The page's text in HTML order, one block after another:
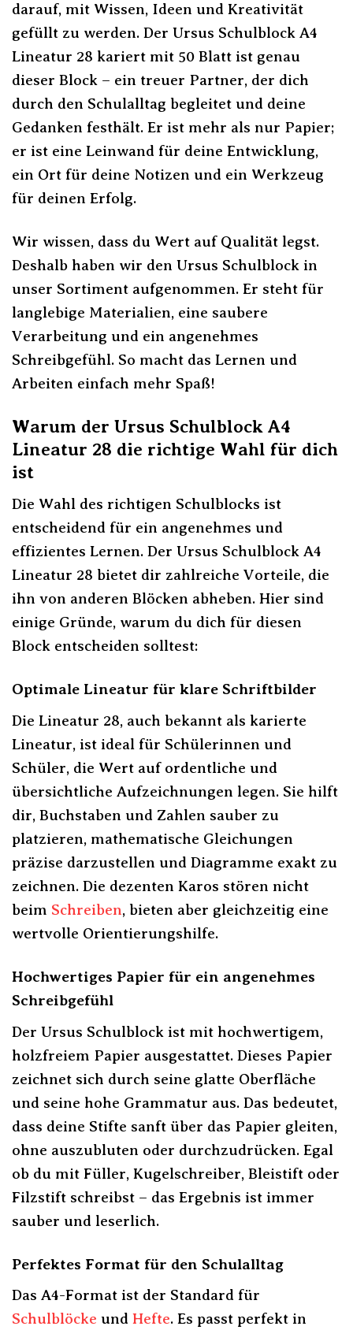
darauf, mit Wissen, Ideen und Kreativität
gefüllt zu werden. Der Ursus Schulblock A4
Lineatur 28 kariert mit 50 Blatt ist genau
dieser Block – ein treuer Partner, der dich
durch den Schulalltag begleitet und deine
Gedanken festhält. Er ist mehr als nur Papier;
er ist eine Leinwand für deine Entwicklung,
ein Ort für deine Notizen und ein Werkzeug
für deinen Erfolg.
Wir wissen, dass du Wert auf Qualität legst.
Deshalb haben wir den Ursus Schulblock in
unser Sortiment aufgenommen. Er steht für
langlebige Materialien, eine saubere
Verarbeitung und ein angenehmes
Schreibgefühl. So macht das Lernen und
Arbeiten einfach mehr Spaß!
Warum der Ursus Schulblock A4
Lineatur 28 die richtige Wahl für dich
ist
Die Wahl des richtigen Schulblocks ist
entscheidend für ein angenehmes und
effizientes Lernen. Der Ursus Schulblock A4
Lineatur 28 bietet dir zahlreiche Vorteile, die
ihn von anderen Blöcken abheben. Hier sind
einige Gründe, warum du dich für diesen
Block entscheiden solltest:
Optimale Lineatur für klare Schriftbilder
Die Lineatur 28, auch bekannt als karierte
Lineatur, ist ideal für Schülerinnen und
Schüler, die Wert auf ordentliche und
übersichtliche Aufzeichnungen legen. Sie hilft
dir, Buchstaben und Zahlen sauber zu
platzieren, mathematische Gleichungen
präzise darzustellen und Diagramme exakt zu
zeichnen. Die dezenten Karos stören nicht
beim Schreiben, bieten aber gleichzeitig eine
wertvolle Orientierungshilfe.
Hochwertiges Papier für ein angenehmes
Schreibgefühl
Der Ursus Schulblock ist mit hochwertigem,
holzfreiem Papier ausgestattet. Dieses Papier
zeichnet sich durch seine glatte Oberfläche
und seine hohe Grammatur aus. Das bedeutet,
dass deine Stifte sanft über das Papier gleiten,
ohne auszubluten oder durchzudrücken. Egal
ob du mit Füller, Kugelschreiber, Bleistift oder
Filzstift schreibst – das Ergebnis ist immer
sauber und leserlich.
Perfektes Format für den Schulalltag
Das A4-Format ist der Standard für
Schulblöcke und Hefte. Es passt perfekt in